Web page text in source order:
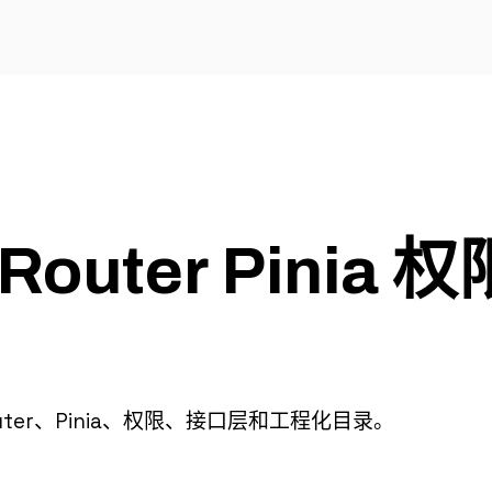
Pinia 权
、Pinia、权限、接口层和工程化目录。